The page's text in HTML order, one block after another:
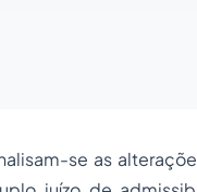
se as